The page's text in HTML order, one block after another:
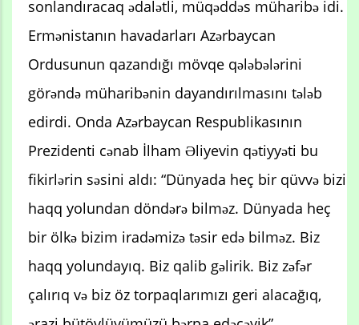
sonlandıracaq ədalətli, müqəddəs müharibə idi.
Ermənistanın havadarları Azərbaycan
Ordusunun qazandığı mövqe qələbələrini
görəndə müharibənin dayandırılmasını tələb
edirdi. Onda Azərbaycan Respublikasının
Prezidenti cənab İlham Əliyevin qətiyyəti bu
fikirlərin səsini aldı: “Dünyada heç bir qüvvə bizi
haqq yolundan döndərə bilməz. Dünyada heç
bir ölkə bizim iradəmizə təsir edə bilməz. Biz
haqq yolundayıq. Biz qalib gəlirik. Biz zəfər
çalırıq və biz öz torpaqlarımızı geri alacağıq,